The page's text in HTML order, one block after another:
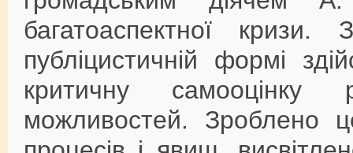
багатоаспектної
публіцистичній формі
критичну самооцінку
можливостей. Зроблено